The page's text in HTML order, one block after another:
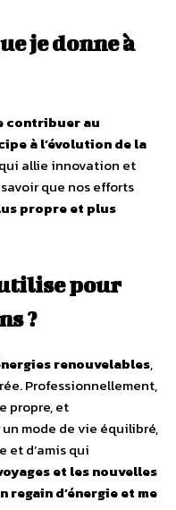
je donne à
contribuer au
à l’évolution de la
allie innovation et
que nos efforts
propre et plus
pour
?
renouvelables,
Professionnellement,
propre, et
mode de vie équilibré,
et d’amis qui
et les nouvelles
regain d’énergie et me